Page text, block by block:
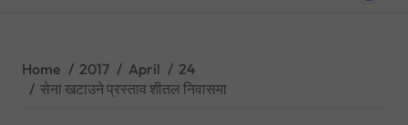
Home 2017 April
24
सेना खटाउने प्रस्ताव शीतल निवासमा